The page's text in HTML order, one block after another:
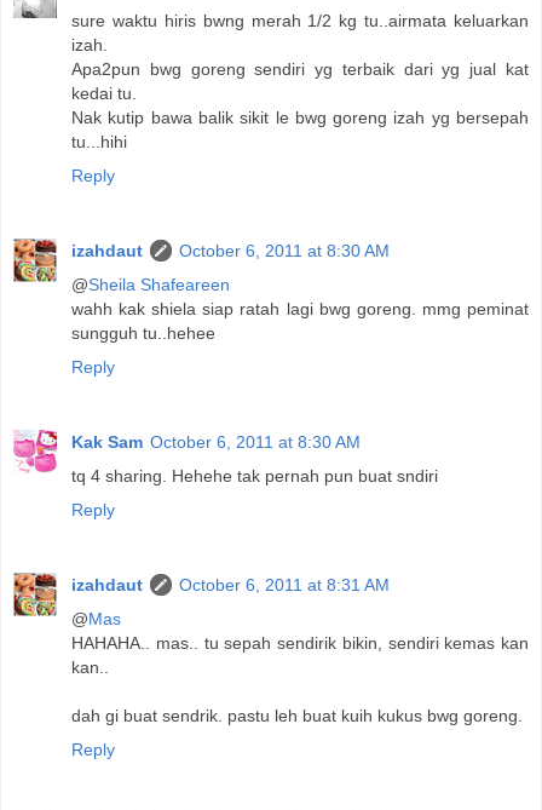
sure waktu hiris bwng merah 1/2 kg tu..airmata keluarkan
izah.
Apa2pun bwg goreng sendiri yg terbaik dari yg jual kat
kedai tu.
Nak kutip bawa balik sikit le bwg goreng izah yg bersepah
tu...hihi
Reply
izahdaut
October 6, 2011 at 8:30 AM
@Sheila Shafeareen
wahh kak shiela siap ratah lagi bwg goreng. mmg peminat
sungguh tu..hehee
Reply
Kak Sam October 6, 2011 at 8:30 AM
tq 4 sharing. Hehehe tak pernah pun buat sndiri
Reply
izahdaut
October 6, 2011 at 8:31 AM
@Mas
HAHAHA.. mas.. tu sepah sendirik bikin, sendiri kemas kan
kan..
dah gi buat sendrik. pastu leh buat kuih kukus bwg goreng.
Reply